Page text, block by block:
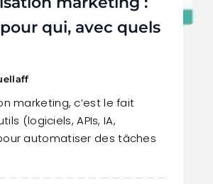
qui, avec quels
marketing, c’est le fait
(logiciels, APIs, IA,
automatiser des tâches